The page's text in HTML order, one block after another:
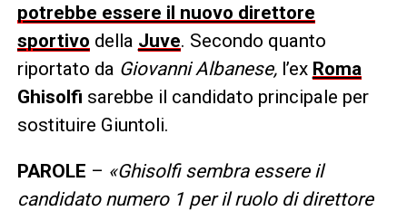
potrebbe essere il nuovo direttore
sportivo della Juve. Secondo quanto
riportato da Giovanni Albanese,l’ex Roma
Ghisolfi sarebbe il candidato principale per
sostituire Giuntoli.
PAROLE – «Ghisolfi sembra essere il
candidato numero 1 per il ruolo di direttore